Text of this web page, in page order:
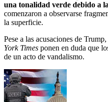
una tonalidad verde debido a
comenzaron a observarse
la superficie.
Pese a las acusaciones de
York Times ponen en duda que
de un acto de vandalismo.